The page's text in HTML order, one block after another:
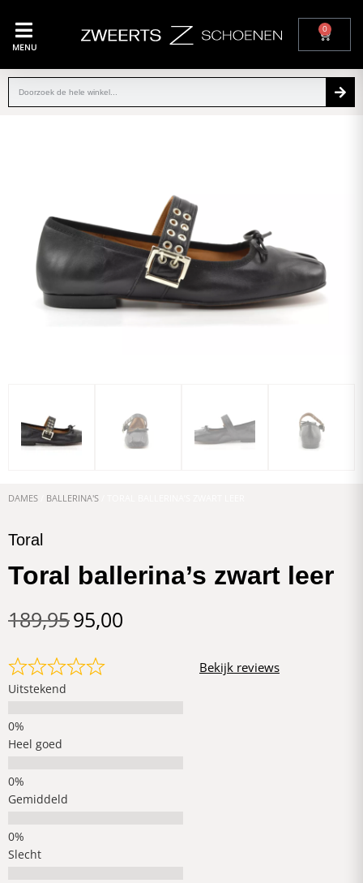
MENU
0
DAMES BALLERINA'S
Toral
Toral ballerina’s zwart leer
189,9595,00
Uitstekend
Heel goed
Gemiddeld
Slecht
Bekijk reviews